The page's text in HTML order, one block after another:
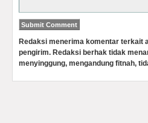
Redaksi menerima komentar terkait
pengirim. Redaksi berhak tidak
menyinggung, mengandung fitnah,